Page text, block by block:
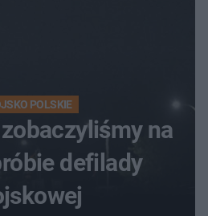
POLSKIE
na
defilady